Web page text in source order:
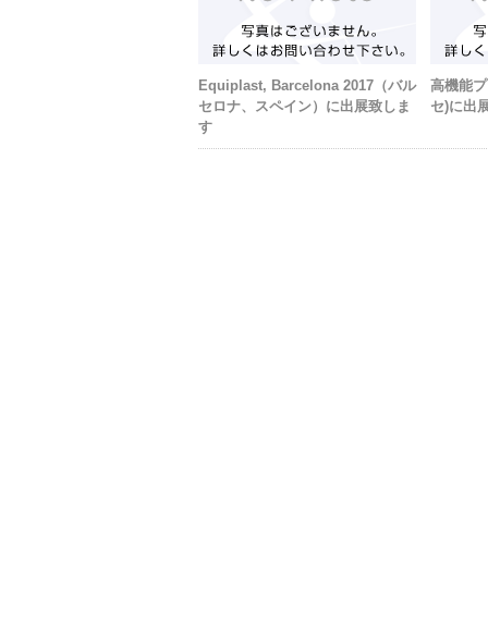
Equiplast, Barcelona 2017（バル
セロナ、スペイン）に出展致しま
す
高機能
セ)に出